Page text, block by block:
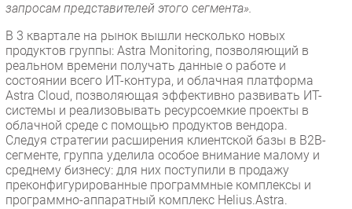
запросам представителей этого сегмента».
В 3 квартале на рынок вышли несколько новых
продуктов группы: Astra Monitoring, позволяющий в
реальном времени получать данные о работе и
состоянии всего ИТ-контура, и облачная платформа
Astra Cloud, позволяющая эффективно развивать ИТ-
системы и реализовывать ресурсоемкие проекты в
облачной среде с помощью продуктов вендора.
Следуя стратегии расширения клиентской базы в B2B-
сегменте, группа уделила особое внимание малому и
среднему бизнесу: для них поступили в продажу
преконфигурированные программные комплексы и
программно-аппаратный комплекс Helius.Astra.